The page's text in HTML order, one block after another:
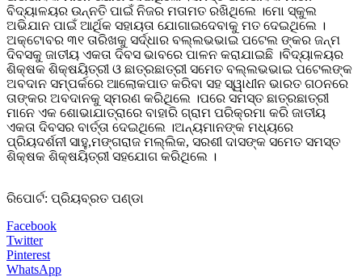
ବିଦ୍ୟାଳୟର ଉନ୍ନତି ପାଇଁ ନିଜର ମତାମତ ରଖିଥିଲେ ।ମୋ ସ୍କୁଲ
ଅଭିଯାନ ପାଇଁ ଆର୍ଥିକ ସହାୟତା ଯୋଗାଇଦେବାକୁ ମତ ଦେଇଥିଲେ ।
ଅକ୍ଟୋବର ୩୧ ତାରିଖକୁ ସର୍ଦ୍ଧାର ବଲ୍ଲଭଭାଇ ପଟେଲ ଙ୍କର ଜନ୍ମ
ଦିବସକୁ ଜାତୀୟ ଏକତା ଦିବସ ଭାବରେ ପାଳନ କରାଯାଇଛି ।ବିଦ୍ୟାଳୟର
ଶିକ୍ଷକ ଶିକ୍ଷୟିତ୍ରୀ ଓ ଛାତ୍ରଛାତ୍ରୀ ସମେତ ବଲ୍ଲଭଭାଇ ପଟେଲଙ୍କ
ଅବଦାନ ସମ୍ପର୍କରେ ଆଲୋକପାତ କରିବା ସହ ସ୍ୱାଧୀନ ଭାରତ ଗଠନରେ
ତାଙ୍କର ଅବଦାନକୁ ସ୍ମରଣ କରିଥିଲେ ।ପରେ ସମସ୍ତ ଛାତ୍ରଛାତ୍ରୀ
ମାନେ ଏକ ଶୋଭାଯାତ୍ରାରେ ବାହାରି ଗ୍ରାମ ପରିକ୍ରମା କରି ଜାତୀୟ
ଏକତା ଦିବସର ବାର୍ତ୍ତା ଦେଇଥିଲେ ।ଅନ୍ୟମାନଙ୍କ ମଧ୍ୟରେ
ପ୍ରିୟଦର୍ଶନୀ ସାହୁ,ମଙ୍ଗରାଜ ମଲ୍ଲିକ, ସରଶୀ ଦାସଙ୍କ ସମେତ ସମସ୍ତ
ଶିକ୍ଷକ ଶିକ୍ଷୟିତ୍ରୀ ସହଯୋଗ କରିଥିଲେ ।
ରିପୋର୍ଟ: ପ୍ରିୟବ୍ରତ ପଣ୍ଡା
Facebook
Twitter
Pinterest
WhatsApp